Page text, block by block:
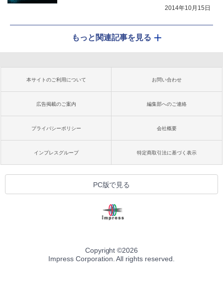
2014年10月15日
もっと関連記事を見る
本サイトのご利用について お問い合わせ
広告掲載のご案内 編集部へのご連絡
プライバシーポリシー 会社概要
インプレスグループ 特定商取引法に基づく表示
PC版で見る
Copyright ©2026
Impress Corporation. All rights reserved.